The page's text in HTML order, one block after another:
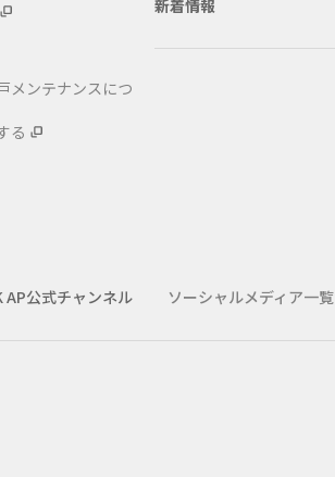
メンテナンスにつ
る
新着情報
AP公式チャンネル ソーシャルメディア一覧